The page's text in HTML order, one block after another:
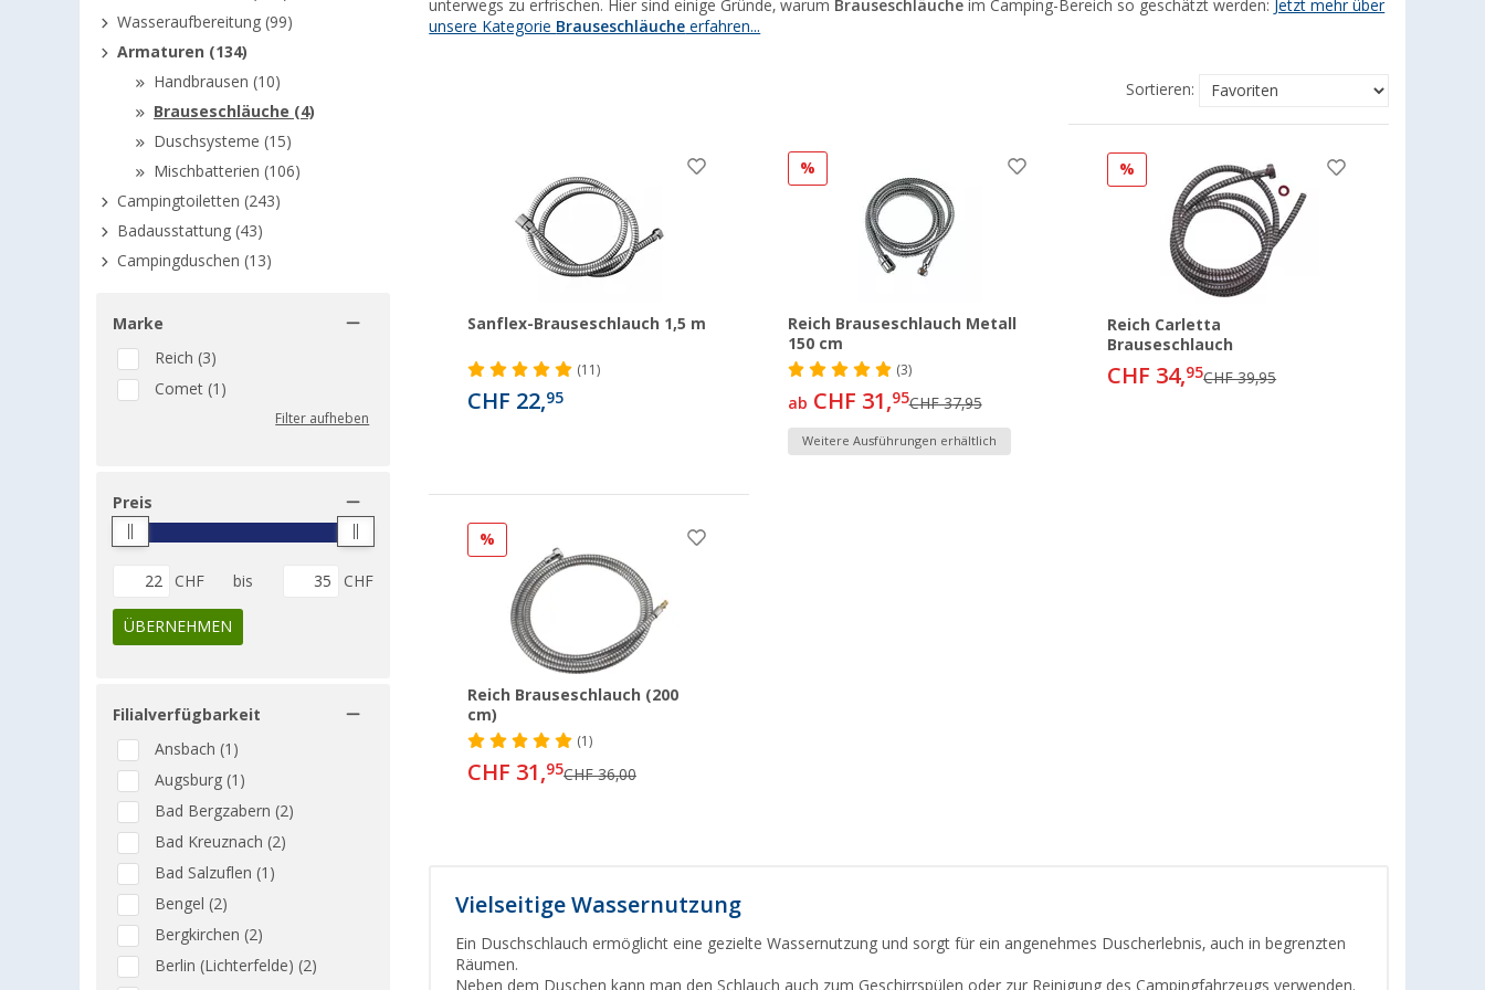
Wasseraufbereitung (99)
Armaturen (134)
Handbrausen (10)
Brauseschläuche (4)
Duschsysteme (15)
Mischbatterien (106)
Campingtoiletten (243)
Badausstattung (43)
Campingduschen (13)
Marke
Reich (3)
Comet (1)
Filter aufheben
Preis
CHF bis CHF
ÜBERNEHMEN
Filialverfügbarkeit
Ansbach (1)
Augsburg (1)
Bad Bergzabern (2)
Bad Kreuznach (2)
Bad Salzuflen (1)
Bengel (2)
Bergkirchen (2)
Berlin (Lichterfelde) (2)
unterwegs zu erfrischen. Hier sind einige Gründe, warum Brauseschläuche im Camping-Bereich so geschätzt werden: Jetzt mehr über
unsere Kategorie Brauseschläuche erfahren...
Sortieren:
Sanflex-Brauseschlauch 1,5 m
(11)
CHF 22,95
%
Reich Brauseschlauch Metall
150 cm
(3)
ab CHF 31,95CHF 37,95
Weitere Ausführungen erhältlich
%
Reich Carletta
Brauseschlauch
CHF 34,95CHF 39,95
%
Reich Brauseschlauch (200
cm)
(1)
CHF 31,95CHF 36,00
Vielseitige Wassernutzung
Ein Duschschlauch ermöglicht eine gezielte Wassernutzung und sorgt für ein angenehmes Duscherlebnis, auch in begrenzten
Räumen.
Neben dem Duschen kann man den Schlauch auch zum Geschirrspülen oder zur Reinigung des Campingfahrzeugs verwenden.